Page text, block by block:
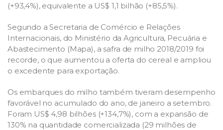
(+93,4%), equivalente a US$ 1,1 bilhão (+85,5%).
Segundo a Secretaria de Comércio e Relações
Internacionais, do Ministério da Agricultura, Pecuária e
Abastecimento (Mapa), a safra de milho 2018/2019 foi
recorde, o que aumentou a oferta do cereal e ampliou
o excedente para exportação.
Os embarques do milho também tiveram desempenho
favorável no acumulado do ano, de janeiro a setembro.
Foram US$ 4,98 bilhões (+134,7%), com a expansão de
130% na quantidade comercializada (29 milhões de